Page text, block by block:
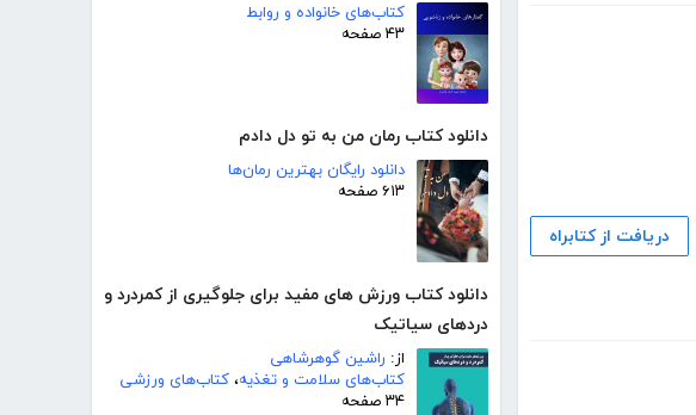
کتاب‌های خانواده و روابط
۴۳ صفحه
دانلود کتاب رمان من به تو دل دادم
دانلود رایگان بهترین رمان‌ها
۶۱۳ صفحه
دانلود کتاب ورزش های مفید برای جلوگیری از کمردرد و
دردهای سیاتیک
از: راشین گوهرشاهی
کتاب‌های سلامت و تغذیه، کتاب‌های ورزشی
۳۴ صفحه
دریافت از کتابراه